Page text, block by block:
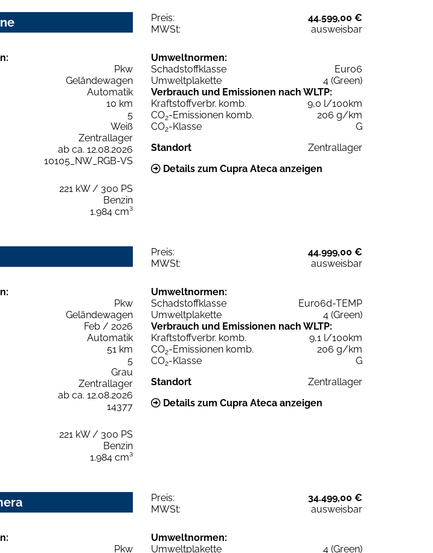
Preis:
44.599,00 €
MWSt:
ausweisbar
Pkw
Geländewagen
Automatik
10 km
5
Weiß
Zentrallager
ab ca. 12.08.2026
10105_NW_RGB-VS
221 kW / 300 PS
Benzin
1.984 cm³
Umweltnormen:
Schadstoffklasse
Euro6
Umweltplakette
4 (Green)
Verbrauch und Emissionen nach WLTP:
Kraftstoffverbr. komb.
9,0 l/100km
CO2-Emissionen komb.
206 g/km
CO2-Klasse
G
Standort
Zentrallager
Details zum Cupra Ateca anzeigen
Preis:
44.999,00 €
MWSt:
ausweisbar
Pkw
Geländewagen
Feb / 2026
Automatik
51 km
5
Grau
Zentrallager
ab ca. 12.08.2026
14377
221 kW / 300 PS
Benzin
1.984 cm³
Umweltnormen:
Schadstoffklasse
Euro6d-TEMP
Umweltplakette
4 (Green)
Verbrauch und Emissionen nach WLTP:
Kraftstoffverbr. komb.
9,1 l/100km
CO2-Emissionen komb.
206 g/km
CO2-Klasse
G
Standort
Zentrallager
Details zum Cupra Ateca anzeigen
Preis:
34.499,00 €
MWSt:
ausweisbar
Pkw
Umweltnormen:
Umweltplakette
4 (Green)